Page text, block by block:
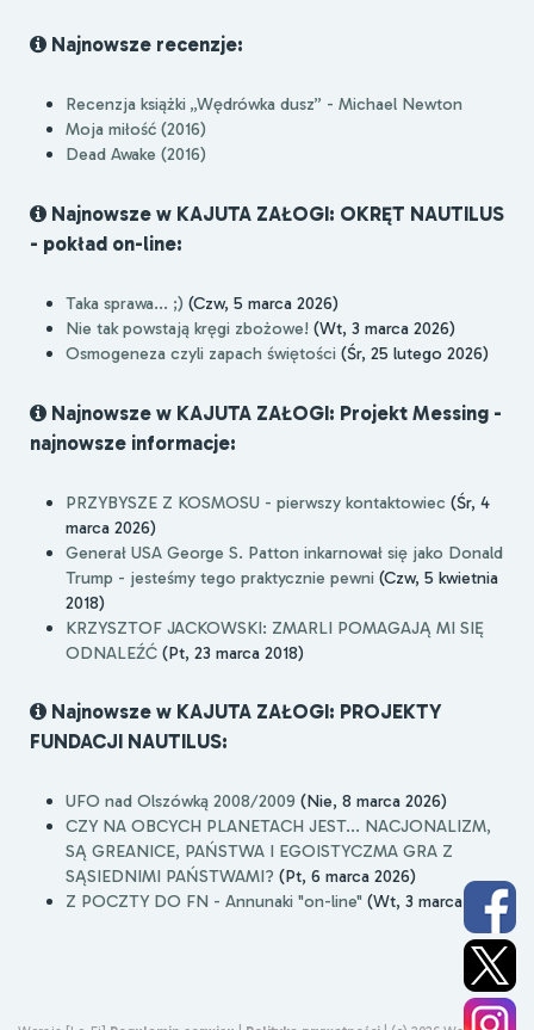
Najnowsze recenzje:
Recenzja książki „Wędrówka dusz” - Michael Newton
Moja miłość (2016)
Dead Awake (2016)
Najnowsze w KAJUTA ZAŁOGI: OKRĘT NAUTILUS
- pokład on-line:
Taka sprawa... ;) (Czw, 5 marca 2026)
Nie tak powstają kręgi zbożowe! (Wt, 3 marca 2026)
Osmogeneza czyli zapach świętości (Śr, 25 lutego 2026)
Najnowsze w KAJUTA ZAŁOGI: Projekt Messing -
najnowsze informacje:
PRZYBYSZE Z KOSMOSU - pierwszy kontaktowiec (Śr, 4
marca 2026)
Generał USA George S. Patton inkarnował się jako Donald
Trump - jesteśmy tego praktycznie pewni (Czw, 5 kwietnia
2018)
KRZYSZTOF JACKOWSKI: ZMARLI POMAGAJĄ MI SIĘ
ODNALEŹĆ (Pt, 23 marca 2018)
Najnowsze w KAJUTA ZAŁOGI: PROJEKTY
FUNDACJI NAUTILUS:
UFO nad Olszówką 2008/2009 (Nie, 8 marca 2026)
CZY NA OBCYCH PLANETACH JEST... NACJONALIZM,
SĄ GREANICE, PAŃSTWA I EGOISTYCZMA GRA Z
SĄSIEDNIMI PAŃSTWAMI? (Pt, 6 marca 2026)
Z POCZTY DO FN - Annunaki "on-line" (Wt, 3 marca 2026)